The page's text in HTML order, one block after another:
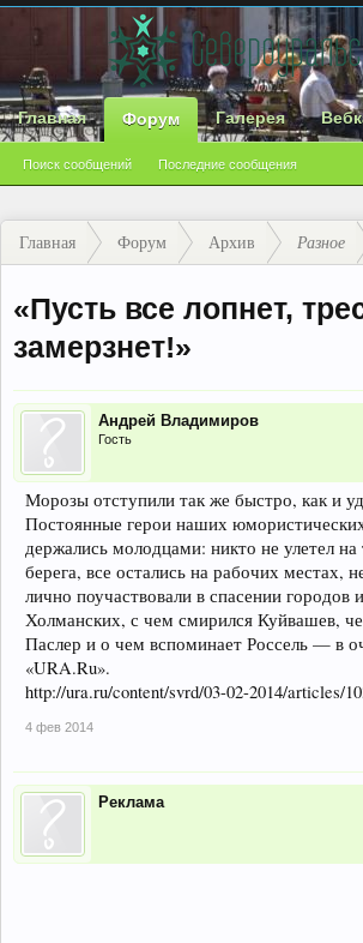
Главная Форум
Поиск сообщений Последние сообщения
Галерея
Главная Форум Архив Разное
«Пусть все лопнет,
замерзнет!»
Андрей Владимиров
Гость
Морозы отступили так же быстро, как и
Постоянные герои наших
держались молодцами: никто не улетел на
берега, все остались на рабочих местах,
лично поучаствовали в спасении городов
Холманских, с чем смирился Куйвашев,
Паслер и о чем вспоминает Россель — в
«URA.Ru».
http://ura.ru/content/svrd/03-02-2014/articles/
4 фев 2014
Реклама